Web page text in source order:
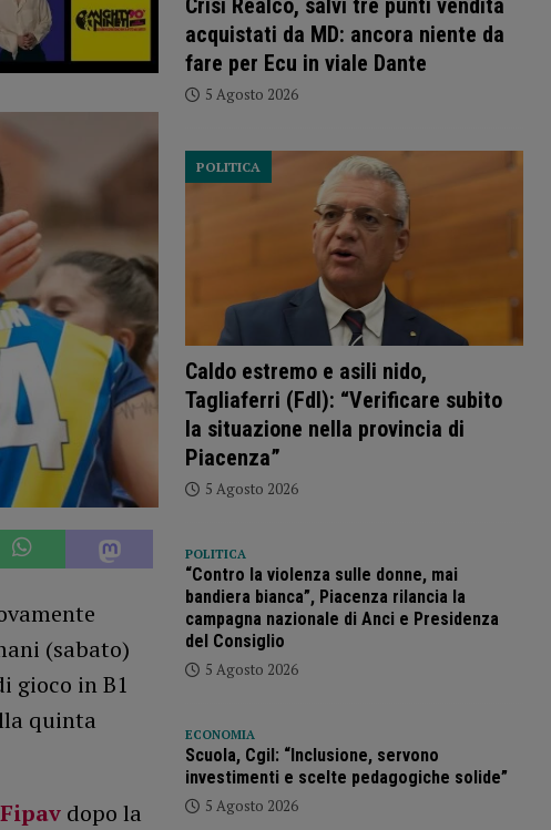
(sabato)
gioco in B1
quinta
dopo la
Crisi Realco, salvi tre punti vendita
acquistati da MD: ancora niente da
fare per Ecu in viale Dante
5 Agosto 2026
Caldo estremo e asili nido,
Tagliaferri (FdI): “Verificare subito
la situazione nella provincia di
Piacenza”
POLITICA
5 Agosto 2026
POLITICA
“Contro la violenza sulle donne, mai
bandiera bianca”, Piacenza rilancia la
campagna nazionale di Anci e Presidenza
del Consiglio
5 Agosto 2026
ECONOMIA
Scuola, Cgil: “Inclusione, servono
investimenti e scelte pedagogiche solide”
5 Agosto 2026